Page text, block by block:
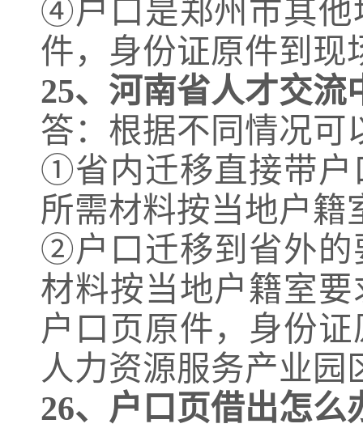
④户口是郑州市其他
件，身份证原件到现
25、 河南省人才交流
答：根据不同情况可
①省内迁移直接带户
所需材料按当地户籍
②户口迁移到省外的
材料按当地户籍室
户口页原件，身份
人力资源服务产业
26、 户口页借出怎么